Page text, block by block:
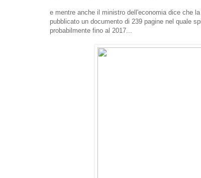
e mentre anche il ministro dell'economia dice che
pubblicato un documento di 239 pagine nel quale
probabilmente fino al 2017...